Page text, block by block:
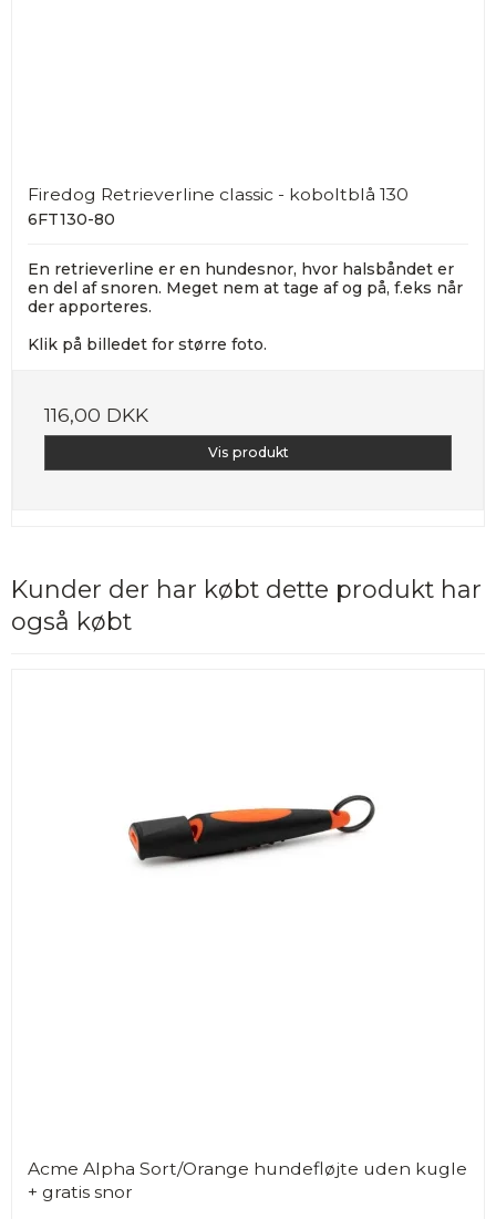
Firedog Retrieverline classic - koboltblå 130
6FT130-80
En retrieverline er en hundesnor, hvor halsbåndet er
en del af snoren. Meget nem at tage af og på, f.eks når
der apporteres.
Klik på billedet for større foto.
116,00 DKK
Vis produkt
Kunder der har købt dette produkt har
også købt
Acme Alpha Sort/Orange hundefløjte uden kugle
+ gratis snor